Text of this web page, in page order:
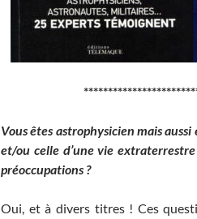
Vous êtes astrophysicien mais
et/ou celle d’une vie
préoccupations ?
Oui, et à divers titres ! Ces